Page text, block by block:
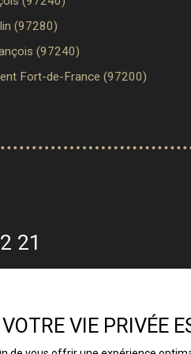
(97280)
(97240)
Fort-de-France (97200)
21
VIE PRIVÉE